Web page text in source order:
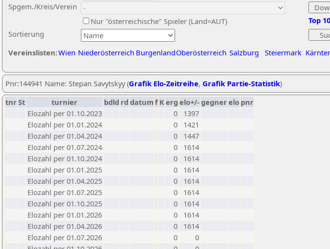
Sortierung
Spgem./Kreis/Verein
Nur "österreichische" Spieler (Land=AUT)
Vereinslisten:Wien Niederösterreich BurgenlandOberösterreich Salzburg Steiermark
Top
Pnr:144941 Name: Stepan Savytskyy (Grafik Elo-Zeitreihe, Grafik Partie-Statistik)
tnrSt turnier bdld rd datumf Kerg elo+/-gegnerelo pnr
Elozahl per 01.10.2023
0
1397
Elozahl per 01.01.2024
0
1421
Elozahl per 01.04.2024
0
1447
Elozahl per 01.07.2024
0
1614
Elozahl per 01.10.2024
0
1614
Elozahl per 01.01.2025
0
1614
Elozahl per 01.04.2025
0
1614
Elozahl per 01.07.2025
0
1614
Elozahl per 01.10.2025
0
1614
Elozahl per 01.01.2026
0
1614
Elozahl per 01.04.2026
0
1614
Elozahl per 01.07.2026
0
0